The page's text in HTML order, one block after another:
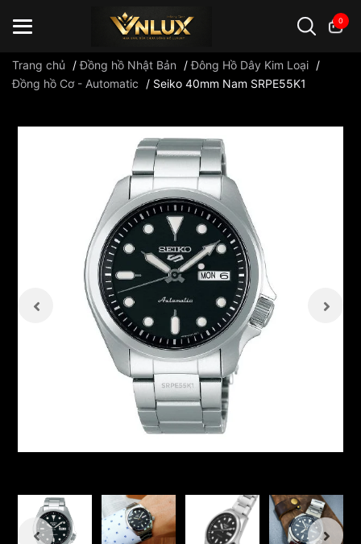
0
Trang chủ /Đồng hồ Nhật Bản /Đông Hồ Dây Kim Loại /
Đồng hồ Cơ - Automatic
/ Seiko 40mm Nam SRPE55K1